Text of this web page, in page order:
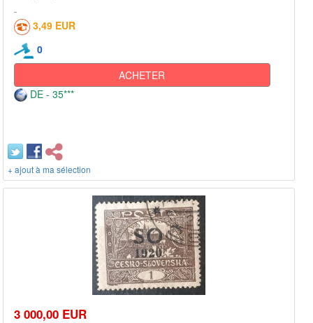
3,49 EUR
0
ACHETER
DE - 35***
+ ajout à ma sélection
3 000,00 EUR